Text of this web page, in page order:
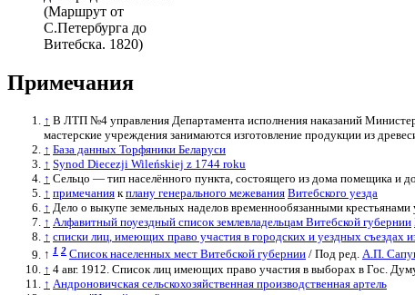
(Маршрут от
С.Петербурга до
Витебска. 1820)
Примечания
↑ В ЛТП №4 управления Департамента исполнения наказаний
мастерские учреждения занимаются изготовление продукции из
↑ База данных Торфяники Беларуси
↑ Synod Diecezji Wileńskiej z 1744 roku
↑ Сельцо — тип населённого пункта, состоящего из дома помещика и
↑ примечания кплану генерального межевания Витебского уезда
↑ Дело о выкупе земельных наделов временнообязанными
↑ Алфавитный поуездный список землевладельцам Витебской губернии
↑ списки лиц, имеющих право участия в городских и уездных съездах
↑ 1 2 Список населенных мест Витебской губернии / Под ред. А.П.
↑ 4 авг. 1912. Список лиц имеющих право участия в выборах в Гос.
↑ Андроновичская сельскохозяйственная производственная артель